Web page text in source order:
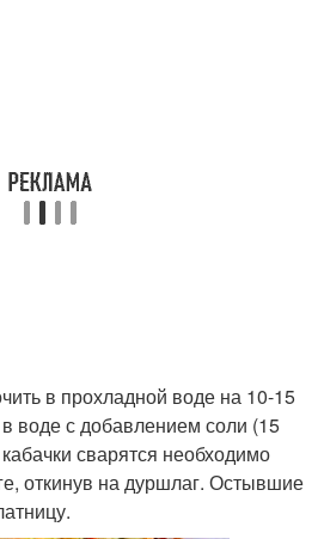
в прохладной воде на 10-15
воде с добавлением соли (15
сварятся необходимо
откинув на дуршлаг. Остывшие